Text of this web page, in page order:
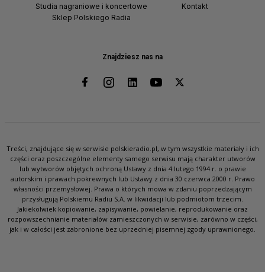
Znajdziesz nas na
Studia nagraniowe i koncertowe
Sklep Polskiego Radia
Kontakt
Treści, znajdujące się w serwisie polskieradio.pl, w tym wszystkie materiały i ich
części oraz poszczególne elementy samego serwisu mają charakter utworów
lub wytworów objętych ochroną Ustawy z dnia 4 lutego 1994 r. o prawie
autorskim i prawach pokrewnych lub Ustawy z dnia 30 czerwca 2000 r. Prawo
własności przemysłowej. Prawa o których mowa w zdaniu poprzedzającym
przysługują Polskiemu Radiu S.A. w likwidacji lub podmiotom trzecim.
Jakiekolwiek kopiowanie, zapisywanie, powielanie, reprodukowanie oraz
rozpowszechnianie materiałów zamieszczonych w serwisie, zarówno w części,
jak i w całości jest zabronione bez uprzedniej pisemnej zgody uprawnionego.